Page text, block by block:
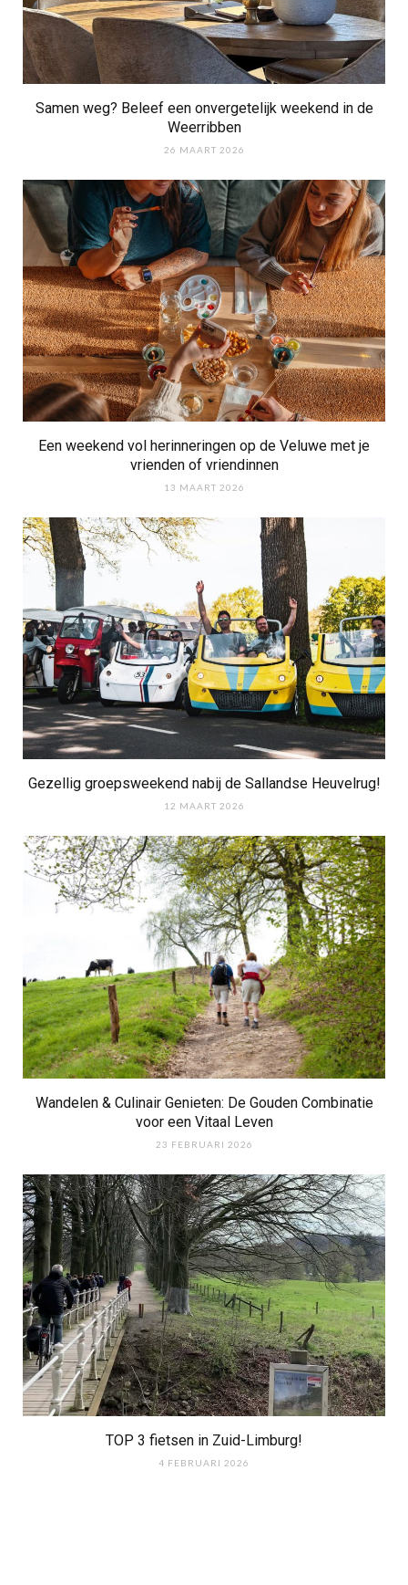
Samen weg? Beleef een onvergetelijk weekend in de
Weerribben
26 MAART 2026
Een weekend vol herinneringen op de Veluwe met je
vrienden of vriendinnen
13 MAART 2026
Gezellig groepsweekend nabij de Sallandse Heuvelrug!
12 MAART 2026
Wandelen & Culinair Genieten: De Gouden Combinatie
voor een Vitaal Leven
23 FEBRUARI 2026
TOP 3 fietsen in Zuid-Limburg!
4 FEBRUARI 2026